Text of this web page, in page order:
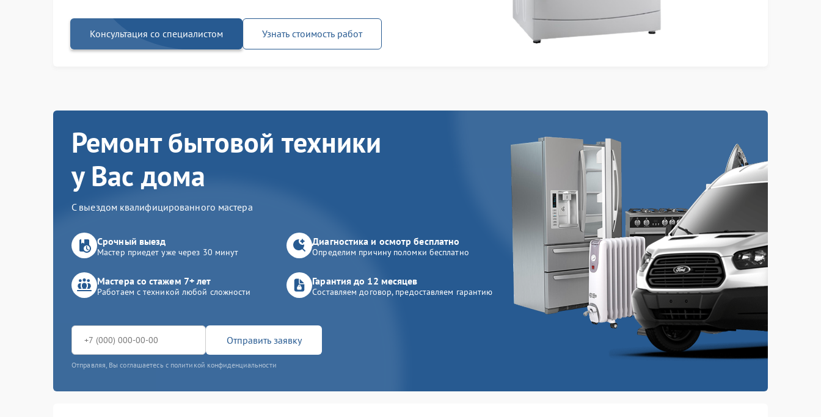
Консультация со специалистом Узнать стоимость работ
Ремонт бытовой техники
у Вас дома
С выездом квалифицированного мастера
Срочный выезд
Мастер приедет уже через 30 минут
Диагностика и осмотр бесплатно
Определим причину поломки бесплатно
Мастера со стажем 7+ лет
Работаем с техникой любой сложности
Гарантия до 12 месяцев
Составляем договор, предоставляем гарантию
Отправить заявку
Отправляя, Вы соглашаетесь с политикой конфиденциальности